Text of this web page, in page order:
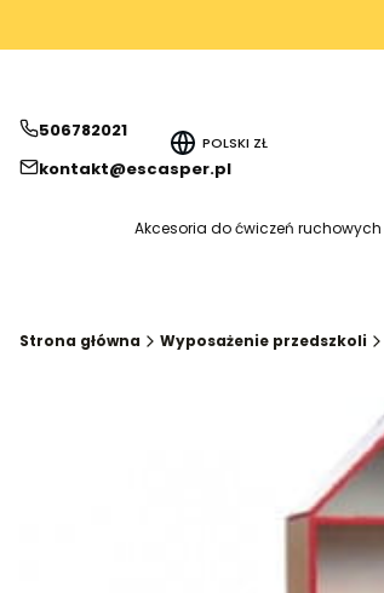
506782021
kontakt@escasper.pl
POLSKI ZŁ
Akcesoria do ćwiczeń ruchowych
Strona główna Wyposażenie przedszkoli